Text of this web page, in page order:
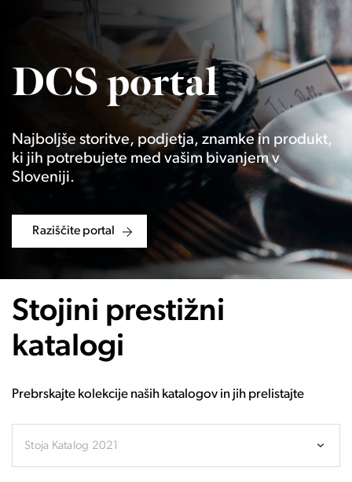
DCS portal
Najboljše storitve, podjetja, znamke in produkt,
ki jih potrebujete med vašim bivanjem v
Sloveniji.
Raziščite portal
Stojini prestižni
katalogi
Prebrskajte kolekcije naših katalogov in jih prelistajte
Stoja Katalog 2021